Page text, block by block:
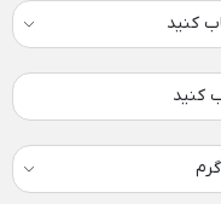
کنید
کنید